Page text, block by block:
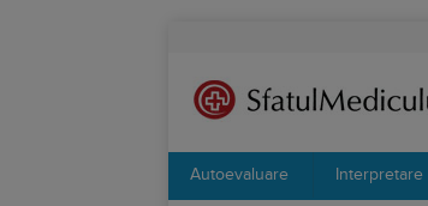
Autoevaluare Interpretare